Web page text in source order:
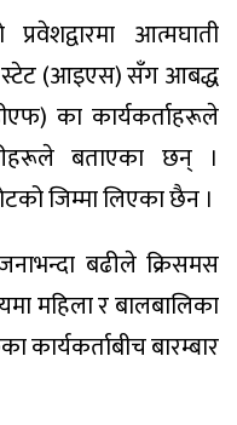
आत्मघाती
स्टेट (आइएस) सँग आबद्ध
का कार्यकर्ताहरूले
बताएका छन् ।
जिम्मा लिएका छैन ।
बढीले क्रिसमस
महिला र बालबालिका
कार्यकर्ताबीच बारम्बार